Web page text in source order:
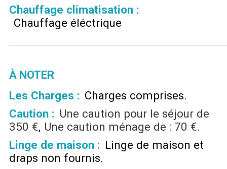
Chauffage climatisation :
Chauffage éléctrique
À NOTER
Les Charges : Charges comprises
Caution : Une caution pour le séjour de
350 € Une caution ménage de : 70 €
Linge de maison : Linge de maison et
draps non fournis